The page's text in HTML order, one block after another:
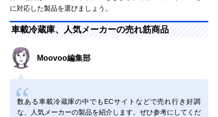
に対応した製品を選びましょう。
車載冷蔵庫、人気メーカーの売れ筋商品
Moovoo編集部
数ある車載冷蔵庫の中でもECサイトなどで売れ行き好調
な、人気メーカーの製品を紹介します。ぜひ参考にしてくだ